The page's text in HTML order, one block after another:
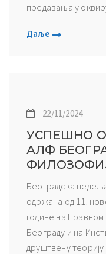
предавања у
Даље
22/11/2024
УСПЕШНО
АЛФ
Београдска
одржана од 11.
године на
Београду и на
друштвену